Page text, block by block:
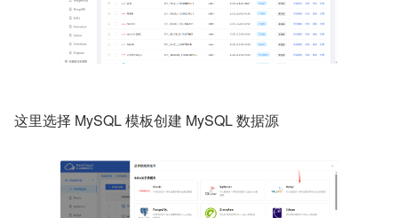
这里选择 MySQL 模板创建 MySQL 数据源